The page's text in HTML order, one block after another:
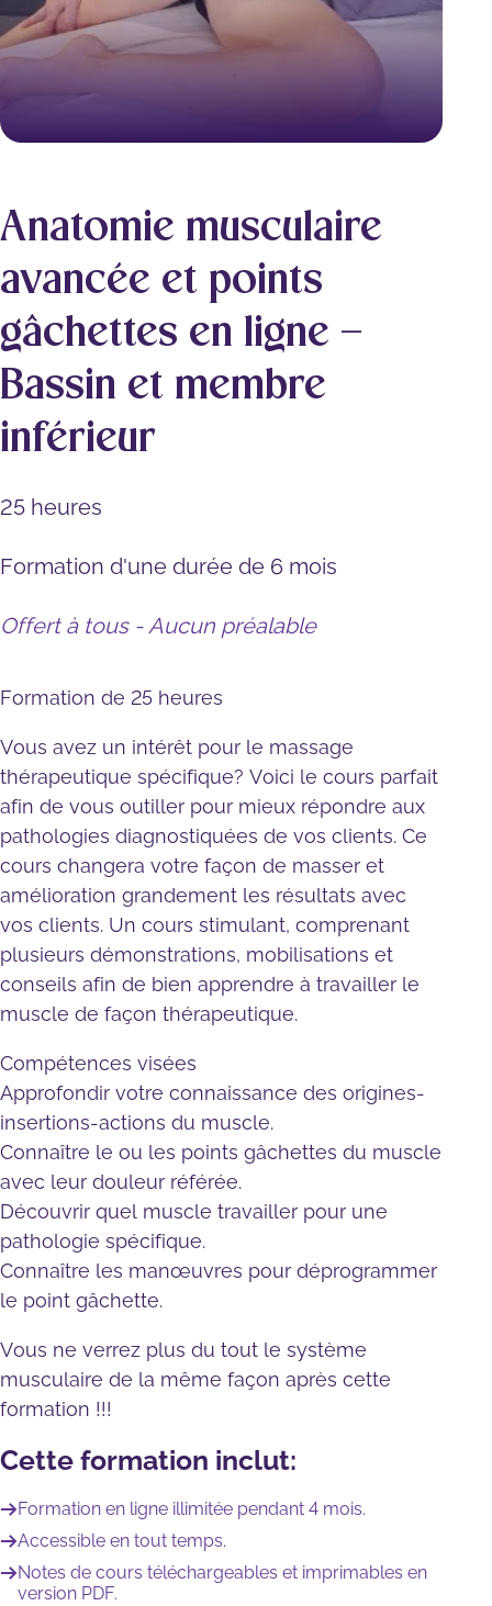
Anatomie musculaire
avancée et points
gâchettes en ligne –
Bassin et membre
inférieur
25 heures
Formation d'une durée de 6 mois
Offert à tous - Aucun préalable
Formation de 25 heures
Vous avez un intérêt pour le massage
thérapeutique spécifique? Voici le cours parfait
afin de vous outiller pour mieux répondre aux
pathologies diagnostiquées de vos clients. Ce
cours changera votre façon de masser et
amélioration grandement les résultats avec
vos clients. Un cours stimulant, comprenant
plusieurs démonstrations, mobilisations et
conseils afin de bien apprendre à travailler le
muscle de façon thérapeutique.
Compétences visées
Approfondir votre connaissance des origines-
insertions-actions du muscle.
Connaître le ou les points gâchettes du muscle
avec leur douleur référée.
Découvrir quel muscle travailler pour une
pathologie spécifique.
Connaître les manœuvres pour déprogrammer
le point gâchette.
Vous ne verrez plus du tout le système
musculaire de la même façon après cette
formation !!!
Cette formation inclut:
Formation en ligne illimitée pendant 4 mois.
Accessible en tout temps.
Notes de cours téléchargeables et imprimables en
version PDF.